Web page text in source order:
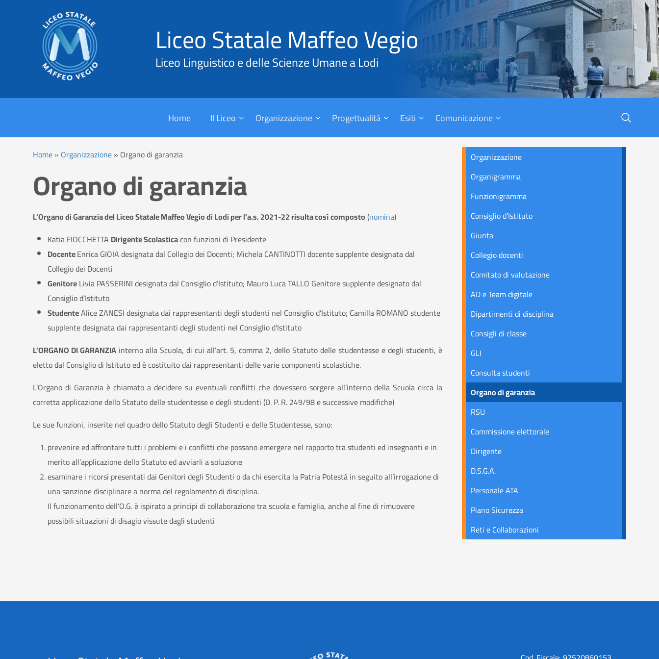
Liceo Statale Maffeo Vegio
Liceo Linguistico e delle Scienze Umane a Lodi
Home Il Liceo Organizzazione Progettualità Esiti Comunicazione
X
Cerca
Home» Organizzazione» Organo di garanzia
Organo di garanzia
L’Organo di Garanzia del Liceo Statale Maffeo Vegio di Lodi per l’a.s. 2021-22 risulta così composto(nomina)
Katia FIOCCHETTA Dirigente Scolasticacon funzioni di Presidente
DocenteEnrica GIOIA designata dal Collegio dei Docenti; Michela CANTINOTTI docente supplente designata dal
Collegio dei Docenti
GenitoreLivia PASSERINI designata dal Consiglio d’Istituto; Mauro Luca TALLO Genitore supplente designato dal
Consiglio d’Istituto
StudenteAlice ZANESI designata dai rappresentanti degli studenti nel Consiglio d’Istituto; Camilla ROMANO studente
supplente designata dai rappresentanti degli studenti nel Consiglio d’Istituto
L’ORGANO DI GARANZIA interno alla Scuola, di cui all’art. 5, comma 2, dello Statuto delle studentesse e degli studenti, è
eletto dal Consiglio di Istituto ed è costituito dai rappresentanti delle varie componenti scolastiche.
L’Organo di Garanzia è chiamato a decidere su eventuali conflitti che dovessero sorgere all’interno della Scuola circa la
corretta applicazione dello Statuto delle studentesse e degli studenti (D. P. R. 249/98 e successive modifiche)
Le sue funzioni, inserite nel quadro dello Statuto degli Studenti e delle Studentesse, sono:
prevenire ed affrontare tutti i problemi e i conflitti che possano emergere nel rapporto tra studenti ed insegnanti e in
merito all’applicazione dello Statuto ed avviarli a soluzione
esaminare i ricorsi presentati dai Genitori degli Studenti o da chi esercita la Patria Potestà in seguito all’irrogazione di
una sanzione disciplinare a norma del regolamento di disciplina.
Il funzionamento dell’O.G. è ispirato a principi di collaborazione tra scuola e famiglia, anche al fine di rimuovere
possibili situazioni di disagio vissute dagli studenti
Organizzazione
Organigramma
Funzionigramma
Consiglio d’Istituto
Giunta
Collegio docenti
Comitato di valutazione
AD e Team digitale
Dipartimenti di disciplina
Consigli di classe
GLI
Consulta studenti
Organo di garanzia
RSU
Commissione elettorale
Dirigente
D.S.G.A.
Personale ATA
Piano Sicurezza
Reti e Collaborazioni